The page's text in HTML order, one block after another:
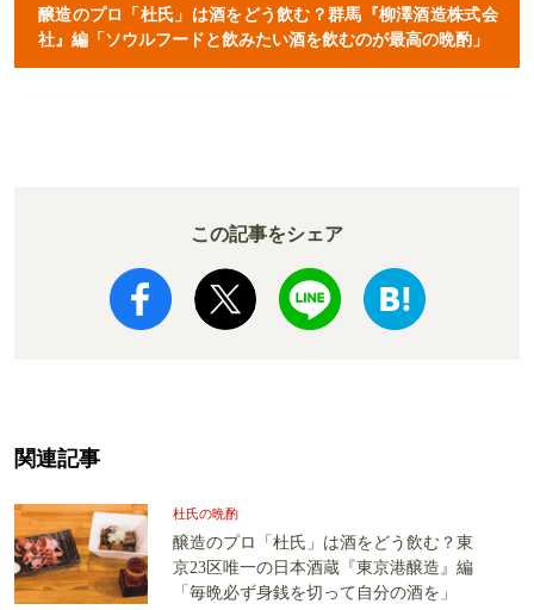
醸造のプロ「杜氏」は酒をどう飲む？群馬『柳澤酒造株式会
社』編「ソウルフードと飲みたい酒を飲むのが最高の晩酌」
この記事をシェア
関連記事
杜氏の晩酌
醸造のプロ「杜氏」は酒をどう飲む？東
京23区唯一の日本酒蔵『東京港醸造』編
「毎晩必ず身銭を切って自分の酒を」